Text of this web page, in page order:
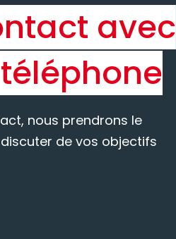
avec
nous prendrons le
de vos objectifs